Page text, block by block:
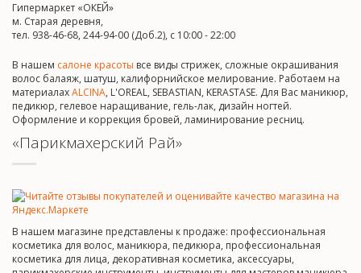
Гипермаркет «ОКЕЙ»
м. Старая деревня,
тел. 938-46-68, 244-94-00 (Доб.2), c 10:00 - 22:00
В нашем салоне красоты все виды стрижек, сложные окрашивания
волос балаяж, шатуш, калифорнийское мелирование. Работаем на
материалахALCINA, L'OREAL, SEBASTIAN, KERASTASE. Для Вас маникюр,
педикюр, гелевое наращивание, гель-лак, дизайн ногтей.
Оформление и коррекция бровей, ламинирование ресниц.
«Парикмахерский Рай»
В нашем магазине представлены к продаже: профессиональная
косметика для волос, маникюра, педикюра, профессиональная
косметика для лица, декоративная косметика, аксессуары,